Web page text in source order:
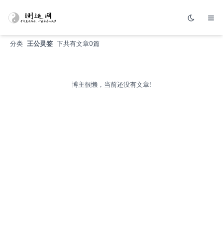
分类 王公灵签 下共有文章0篇
博主很懒，当前还没有文章!